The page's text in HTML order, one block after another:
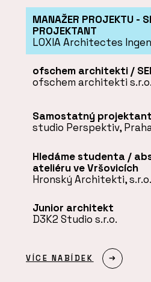
MANAŽER PROJEKTU -
PROJEKTANT
LOXIA Architectes
ofschem architekti /
ofschem architekti
Samostatný projektant
studio Perspektiv,
Hledáme studenta /
ateliéru ve Vršovicích
Hronský Architekti,
Junior architekt
D3K2 Studio s.r.o.
VÍCE NABÍDEK